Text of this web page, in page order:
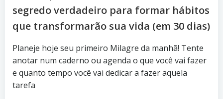
segredo verdadeiro para formar hábitos
que transformarão sua vida (em 30 dias)
Planeje hoje seu primeiro Milagre da manhã! Tente
anotar num caderno ou agenda o que você vai fazer
e quanto tempo você vai dedicar a fazer aquela
tarefa